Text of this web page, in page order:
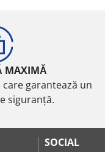
MAXIMĂ
garantează un
siguranță.
SOCIAL